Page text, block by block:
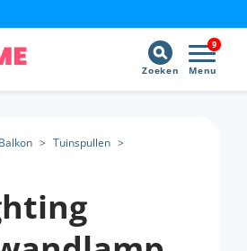
9
Menu
Zoeken
> Tuinspullen >